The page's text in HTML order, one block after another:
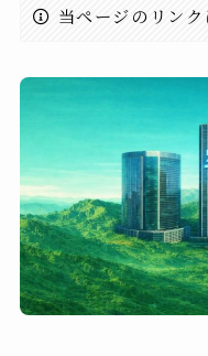
当ページのリンク